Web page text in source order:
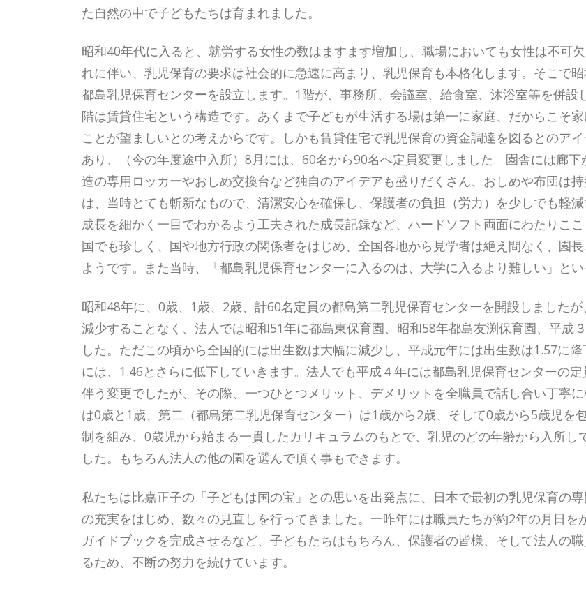
た自然の中で子どもたちは育まれました。
昭和40年代に入ると、就労する女性の数はますます増加し、職場においても女性は不可
れに伴い、乳児保育の要求は社会的に急速に高まり、乳児保育も本格化します。そこで
都島乳児保育センターを設立します。1階が、事務所、会議室、給食室、沐浴室等を併
階は賃貸住宅という構造です。あくまで子どもが生活する場は第一に家庭、だからこそ
ことが望ましいとの考えからです。しかも賃貸住宅で乳児保育の資金調達を図るとのア
あり、（今の年度途中入所）8月には、60名から90名へ定員変更しました。園舎には廊
造の専用ロッカーやおしめ交換台など独自のアイデアも盛りだくさん、おしめや布団は
は、当時とても斬新なもので、清潔安心を確保し、保護者の負担（労力）を少しでも軽
成長を細かく一目でわかるよう工夫された成長記録など、ハードソフト両面にわたりこ
国でも珍しく、国や地方行政の関係者をはじめ、全国各地から見学者は絶え間なく、園
ようです。また当時、「都島乳児保育センターに入るのは、大学に入るより難しい」とい
昭和48年に、0歳、1歳、2歳、計60名定員の都島第二乳児保育センターを開設しました
減少することなく、法人では昭和51年に都島東保育園、昭和58年都島友渕保育園、平成
した。ただこの頃から全国的には出生数は大幅に減少し、平成元年には出生数は1.57に
には、1.46とさらに低下していきます。法人でも平成４年には都島乳児保育センターの
伴う変更でしたが、その際、一つひとつメリット、デメリットを全職員で話し合い丁寧
は0歳と1歳、第二（都島第二乳児保育センター）は1歳から2歳、そして0歳から5歳児を
制を組み、0歳児から始まる一貫したカリキュラムのもとで、乳児のどの年齢から入所
した。もちろん法人の他の園を選んで頂く事もできます。
私たちは比嘉正子の「子どもは国の宝」との思いを出発点に、日本で最初の乳児保育の
の充実をはじめ、数々の見直しを行ってきました。一昨年には職員たちが約2年の月日
ガイドブックを完成させるなど、子どもたちはもちろん、保護者の皆様、そして法人の
るため、不断の努力を続けています。